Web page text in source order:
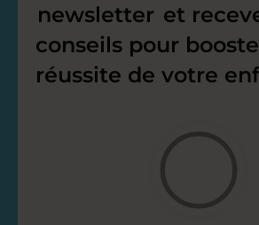
newsletter et
conseils pour
réussite de votre